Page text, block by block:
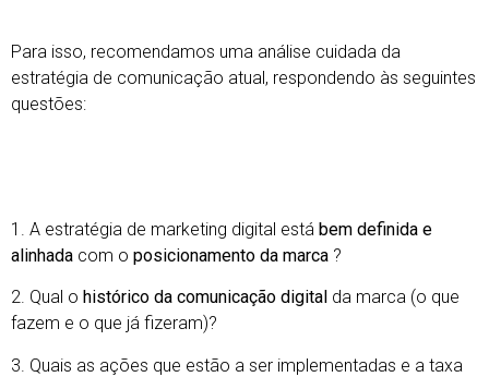
Para isso, recomendamos uma análise cuidada da
estratégia de comunicação atual, respondendo às seguintes
questões:
1. A estratégia de marketing digital está bem definida e
alinhada com o posicionamento da marca ?
2. Qual o histórico da comunicação digital da marca (o que
fazem e o que já fizeram)?
3. Quais as ações que estão a ser implementadas e a taxa